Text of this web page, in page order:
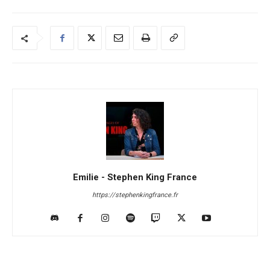
Emilie - Stephen King France
https://stephenkingfrance.fr